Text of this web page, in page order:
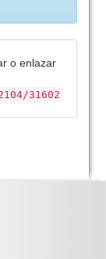
o enlazar
31602